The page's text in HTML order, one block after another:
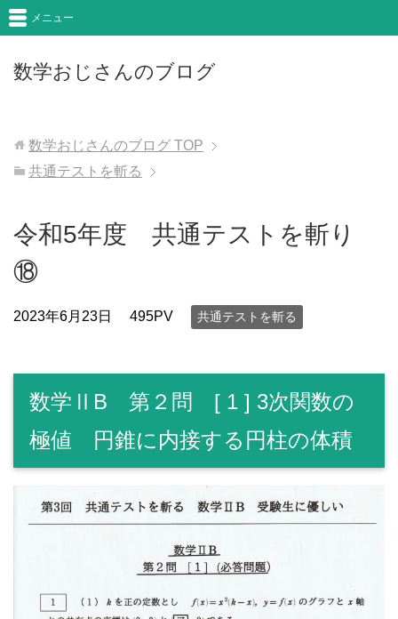
数学おじさんのブログ
メニュー
数学おじさんのブログ TOP
共通テストを斬る
令和5年度 共通テストを斬り
⑱
2023年6月23日 495PV 共通テストを斬る
数学ⅡB 第２問 [ 1 ] 3次関数の
極値 円錐に内接する円柱の体積